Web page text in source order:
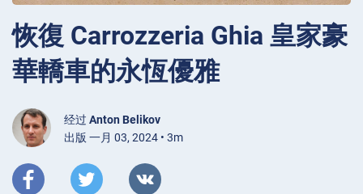
恢復 Carrozzeria Ghia 皇家豪
華轎車的永恆優雅
经过 Anton Belikov
出版 一月 03, 2024 • 3m